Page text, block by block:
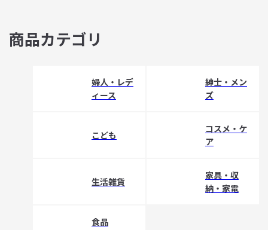
商品カテゴリ
婦人・レデ
ィース
紳士・メン
ズ
こども
コスメ・ケ
ア
生活雑貨
家具・収
納・家電
食品